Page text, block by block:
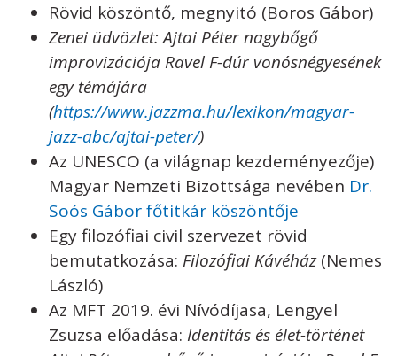
Rövid köszöntő, megnyitó (Boros Gábor)
Zenei üdvözlet: Ajtai Péter nagybőgő
improvizációja Ravel F-dúr vonósnégyesének
egy témájára
(https://www.jazzma.hu/lexikon/magyar-
jazz-abc/ajtai-peter/)
Az UNESCO (a világnap kezdeményezője)
Magyar Nemzeti Bizottsága nevében Dr.
Soós Gábor főtitkár köszöntője
Egy filozófiai civil szervezet rövid
bemutatkozása: Filozófiai Kávéház(Nemes
László)
Az MFT 2019. évi Nívódíjasa, Lengyel
Zsuzsa előadása: Identitás és élet-történet